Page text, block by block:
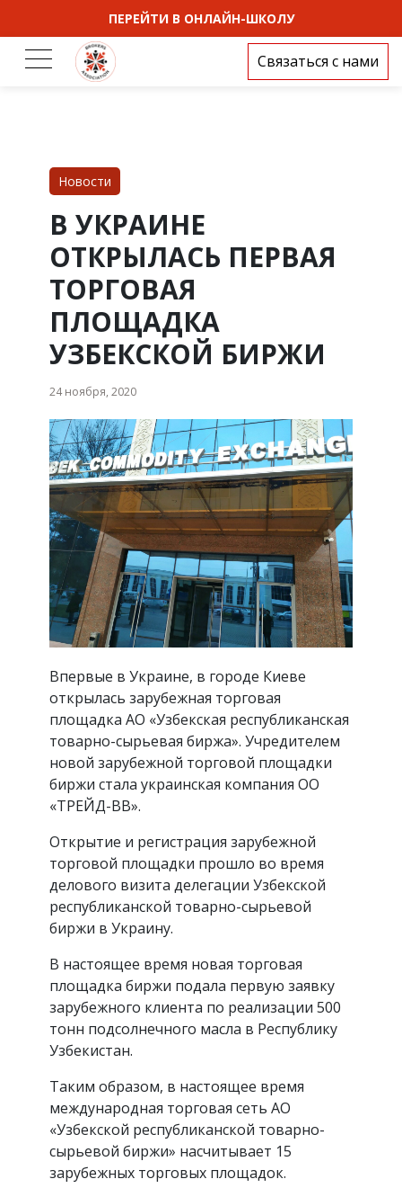
ПЕРЕЙТИ В ОНЛАЙН-ШКОЛУ
Связаться с нами
Новости
В УКРАИНЕ
ОТКРЫЛАСЬ ПЕРВАЯ
ТОРГОВАЯ
ПЛОЩАДКА
УЗБЕКСКОЙ БИРЖИ
24 ноября, 2020
Впервые в Украине, в городе Киеве
открылась зарубежная торговая
площадка АО «Узбекская республиканская
товарно-сырьевая биржа». Учредителем
новой зарубежной торговой площадки
биржи стала украинская компания ОО
«ТРЕЙД-BB».
Открытие и регистрация зарубежной
торговой площадки прошло во время
делового визита делегации Узбекской
республиканской товарно-сырьевой
биржи в Украину.
В настоящее время новая торговая
площадка биржи подала первую заявку
зарубежного клиента по реализации 500
тонн подсолнечного масла в Республику
Узбекистан.
Таким образом, в настоящее время
международная торговая сеть АО
«Узбекской республиканской товарно-
сырьевой биржи» насчитывает 15
зарубежных торговых площадок.